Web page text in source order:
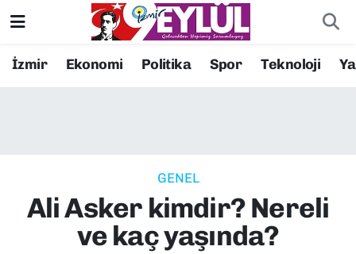
İzmir Ekonomi Politika Spor Teknoloji
GENEL
Ali Asker kimdir? Nereli
ve kaç yaşında?
Resmi İlanlar
EKONOMİ
Konak Nöbetçi Eczaneler
Süper Lig Puan Durumu ve Fikstür
Tüm Manşetler